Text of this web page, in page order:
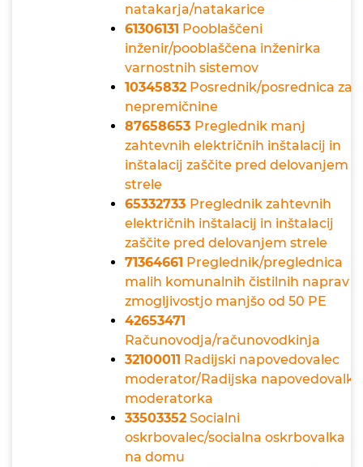
natakarja/natakarice
61306131 Pooblaščeni
inženir/pooblaščena inženirka
varnostnih sistemov
10345832 Posrednik/posrednica za
nepremičnine
87658653 Preglednik manj
zahtevnih električnih inštalacij in
inštalacij zaščite pred delovanjem
strele
65332733 Preglednik zahtevnih
električnih inštalacij in inštalacij
zaščite pred delovanjem strele
71364661 Preglednik/preglednica
malih komunalnih čistilnih naprav z
zmogljivostjo manjšo od 50 PE
42653471
Računovodja/računovodkinja
32100011 Radijski napovedovalec
moderator/Radijska napovedovalka
moderatorka
33503352 Socialni
oskrbovalec/socialna oskrbovalka
na domu